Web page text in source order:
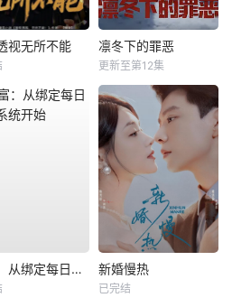
视无所不能 凛冬下的罪恶
更新至第12集
暴富：从绑定每日消费系统开始 新婚慢热
已完结